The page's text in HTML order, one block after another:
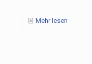
Mehr lesen